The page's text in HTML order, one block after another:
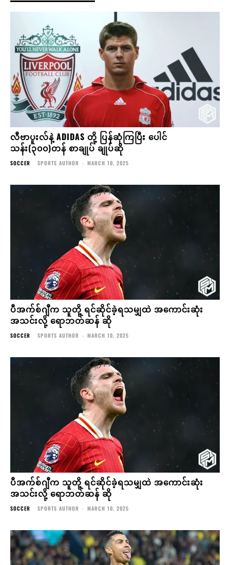
လီဗာပူးလ်နဲ့ ADIDAS တို့ ပြန်ဆုံကြပြီး ပေါင်
သန်း(၃၀၀)တန် စာချုပ် ချုပ်ဆို
SOCCER SPORTS AUTHOR - MARCH 10, 2025
ပီအက်စ်ဂျီက သူတို့ ရင်ဆိုင်ခဲ့ရသမျှထဲ အကောင်းဆုံး
အသင်းလို့ ရောဘတ်ဆန် ဆို
SOCCER SPORTS AUTHOR - MARCH 10, 2025
ပီအက်စ်ဂျီက သူတို့ ရင်ဆိုင်ခဲ့ရသမျှထဲ အကောင်းဆုံး
အသင်းလို့ ရောဘတ်ဆန် ဆို
SOCCER SPORTS AUTHOR - MARCH 10, 2025